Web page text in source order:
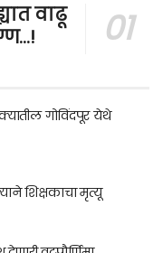
वाढू
गोविंदपूर येथे
शिक्षकाचा मृत्यू